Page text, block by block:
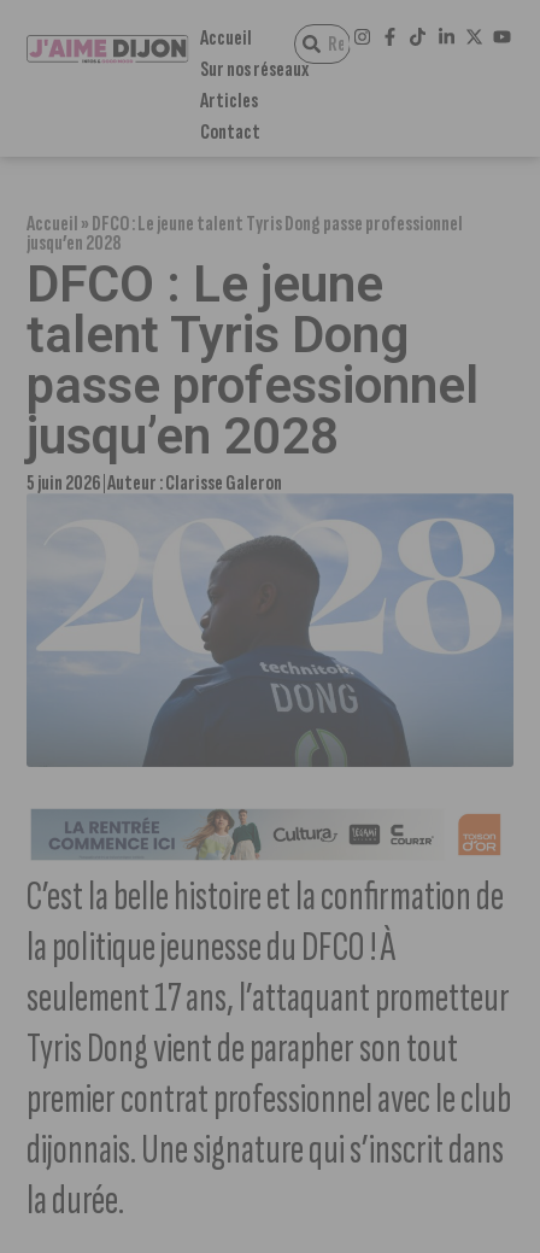
Accueil
Sur nos réseaux
Articles
Contact
Accueil»DFCO : Le jeune talent Tyris Dong passe professionnel
jusqu’en 2028
DFCO : Le jeune
talent Tyris Dong
passe professionnel
jusqu’en 2028
5 juin 2026 Auteur :Clarisse Galeron
C’est la belle histoire et la confirmation de
la politique jeunesse du DFCO ! À
seulement 17 ans, l’attaquant prometteur
Tyris Dong vient de parapher son tout
premier contrat professionnel avec le club
dijonnais. Une signature qui s’inscrit dans
la durée.